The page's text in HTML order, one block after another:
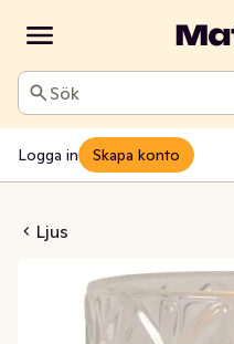
Sök
Logga in Skapa konto
Ljus
Transparent 10x12,5cm